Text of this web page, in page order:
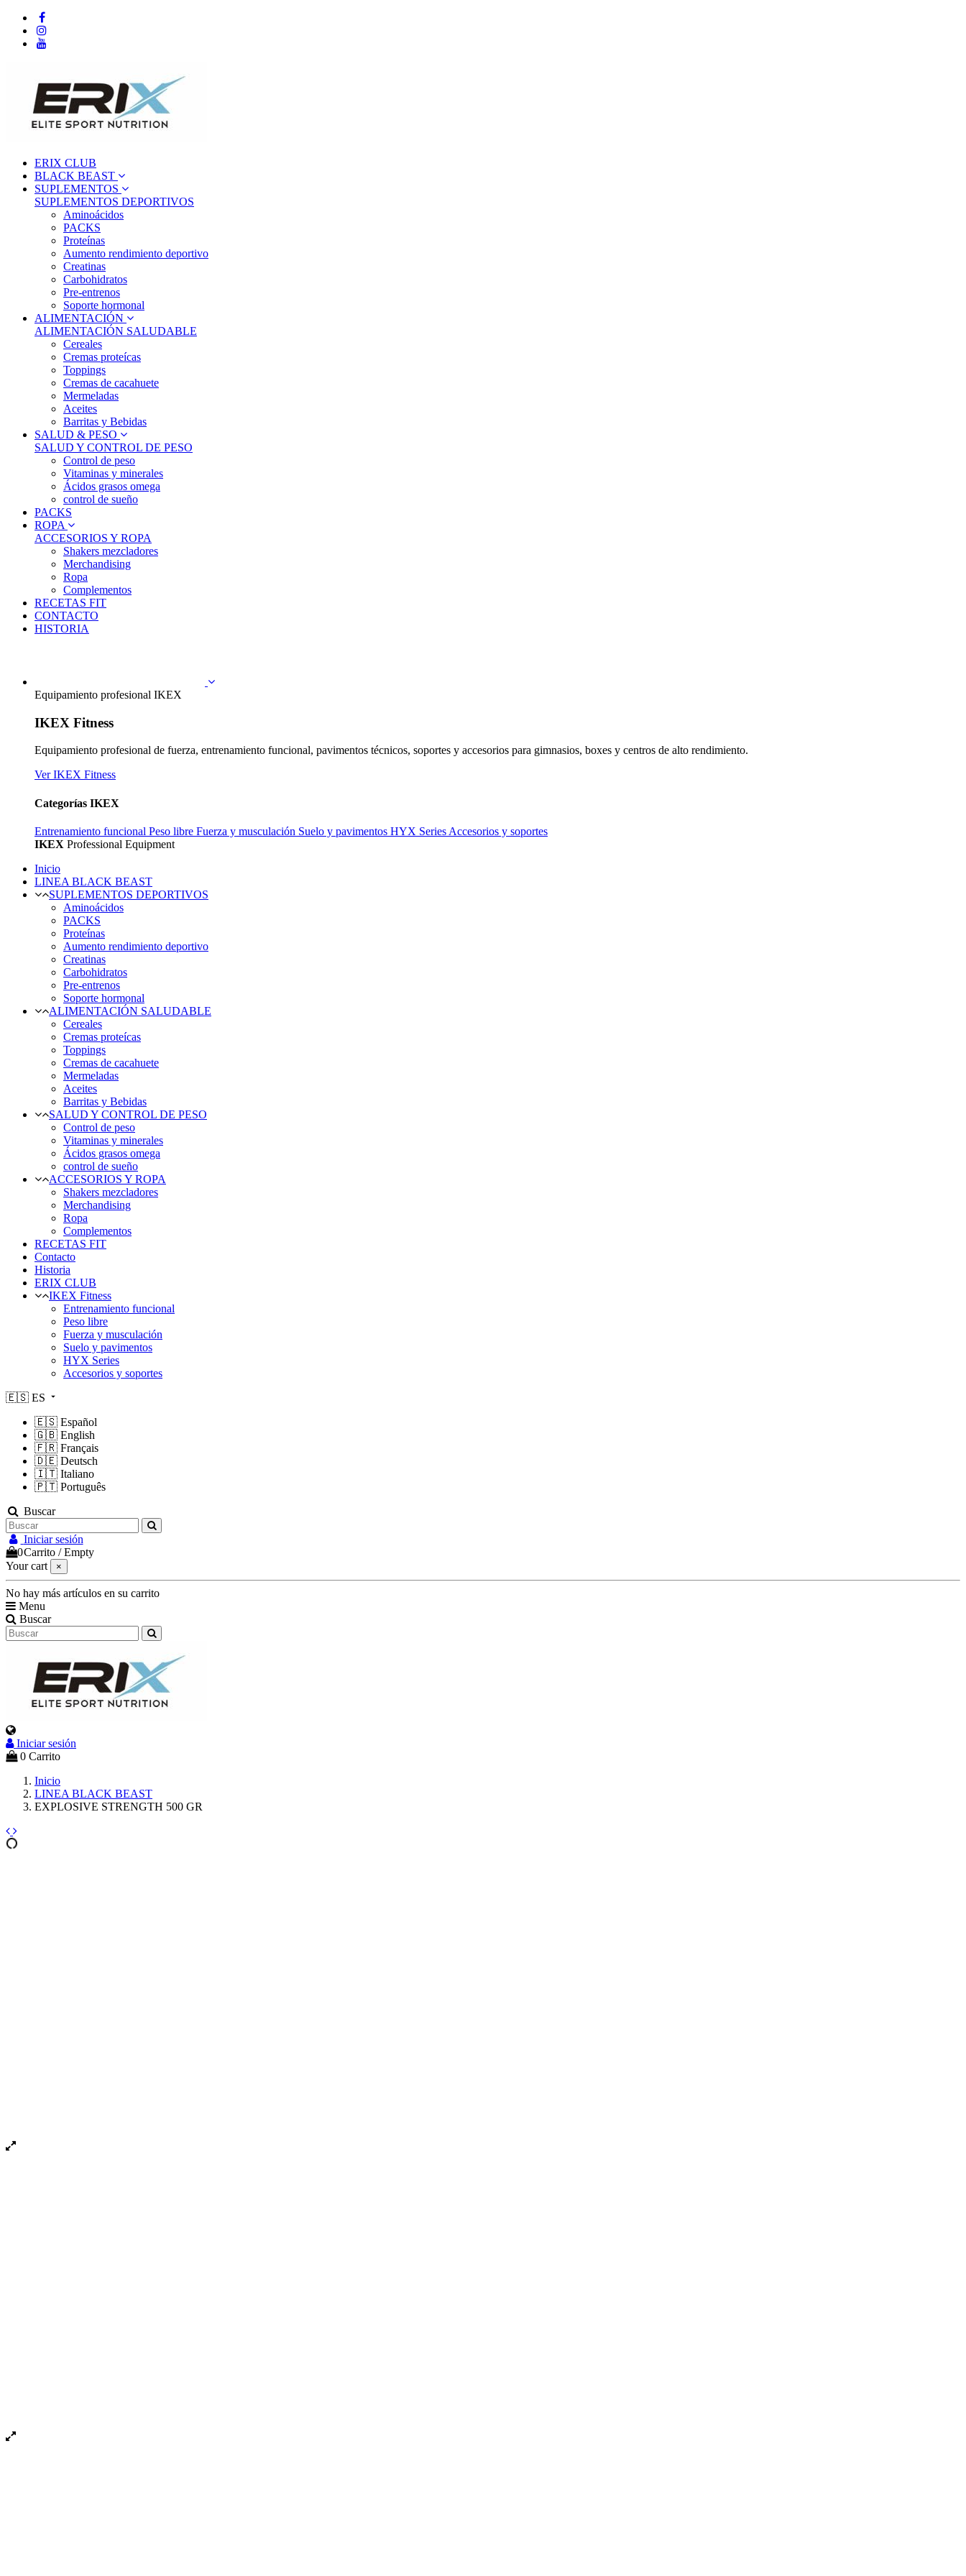
ERIX CLUB
BLACK BEAST
SUPLEMENTOS
SUPLEMENTOS DEPORTIVOS
Aminoácidos
PACKS
Proteínas
Aumento rendimiento deportivo
Creatinas
Carbohidratos
Pre-entrenos
Soporte hormonal
ALIMENTACIÓN
ALIMENTACIÓN SALUDABLE
Cereales
Cremas proteícas
Toppings
Cremas de cacahuete
Mermeladas
Aceites
Barritas y Bebidas
SALUD & PESO
SALUD Y CONTROL DE PESO
Control de peso
Vitaminas y minerales
Ácidos grasos omega
control de sueño
PACKS
ROPA
ACCESORIOS Y ROPA
Shakers mezcladores
Merchandising
Ropa
Complementos
RECETAS FIT
CONTACTO
HISTORIA
Equipamiento profesional IKEX
IKEX Fitness
Equipamiento profesional de fuerza, entrenamiento funcional, pavimentos técnicos, soportes y accesorios para gimnasios, boxes y centros de alto rendimiento.
Ver IKEX Fitness
Categorías IKEX
Entrenamiento funcional Peso libre Fuerza y musculación Suelo y pavimentos HYX Series Accesorios y soportes
IKEX Professional Equipment
Inicio
LINEA BLACK BEAST
SUPLEMENTOS DEPORTIVOS
Aminoácidos
PACKS
Proteínas
Aumento rendimiento deportivo
Creatinas
Carbohidratos
Pre-entrenos
Soporte hormonal
ALIMENTACIÓN SALUDABLE
Cereales
Cremas proteícas
Toppings
Cremas de cacahuete
Mermeladas
Aceites
Barritas y Bebidas
SALUD Y CONTROL DE PESO
Control de peso
Vitaminas y minerales
Ácidos grasos omega
control de sueño
ACCESORIOS Y ROPA
Shakers mezcladores
Merchandising
Ropa
Complementos
RECETAS FIT
Contacto
Historia
ERIX CLUB
IKEX Fitness
Entrenamiento funcional
Peso libre
Fuerza y musculación
Suelo y pavimentos
HYX Series
Accesorios y soportes
🇪🇸 ES
🇪🇸 Español
🇬🇧 English
🇫🇷 Français
🇩🇪 Deutsch
🇮🇹 Italiano
🇵🇹 Português
Buscar
Iniciar sesión
0Carrito /Empty
Your cart
×
No hay más artículos en su carrito
Menu
Buscar
Iniciar sesión
0 Carrito
Inicio
LINEA BLACK BEAST
EXPLOSIVE STRENGTH 500 GR